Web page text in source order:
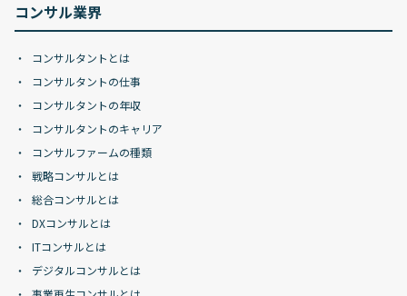
コンサル業界
コンサルタントとは
コンサルタントの仕事
コンサルタントの年収
コンサルタントのキャリア
コンサルファームの種類
戦略コンサルとは
総合コンサルとは
DXコンサルとは
ITコンサルとは
デジタルコンサルとは